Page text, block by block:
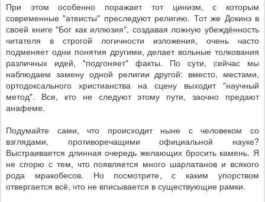
При этом особенно поражает тот цинизм, с которым
современные "атеисты" преследуют религию. Тот же Докинз в
своей книге "Бог как иллюзия", создавая ложную убеждённость
читателя в строгой логичности изложения, очень часто
подменяет одни понятия другими, делает вольные толкования
различных идей, "подгоняет" факты. По сути, сейчас мы
наблюдаем замену одной религии другой: вместо, местами,
ортодоксального христианства на сцену выходит "научный
метод". Все, кто не следуют этому пути, заочно предают
анафеме.
Подумайте сами, что происходит ныне с человеком со
взглядами, противоречащими официальной науке?
Выстраивается длинная очередь желающих бросить камень. Я
не спорю с тем, что появляется много шарлатанов и всякого
рода мракобесов. Но посмотрите, с каким упорством
отвергается всё, что не вписывается в существующие рамки.